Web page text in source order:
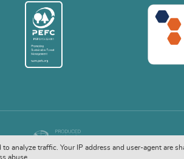
analyze traffic. Your IP address and user-agent are
abuse.